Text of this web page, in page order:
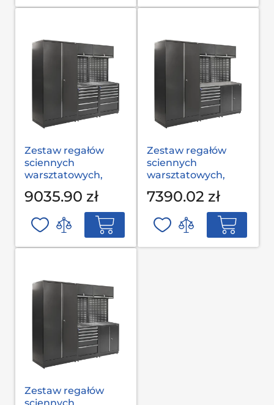
Zestaw regałów
sciennych
warsztatowych,
L-03-001 S op
9035.90 zł
Zestaw regałów
sciennych
warsztatowych,
L-03-002 G(2,0) op
7390.02 zł
Zestaw regałów